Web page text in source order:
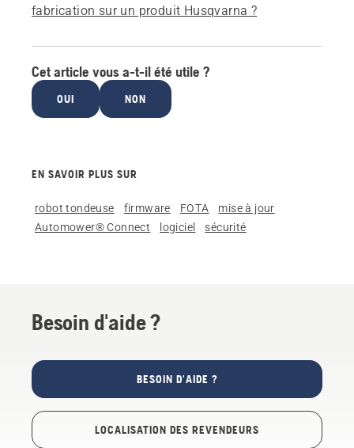
fabrication sur un produit Husqvarna ?
Cet article vous a-t-il été utile ?
OUI NON
EN SAVOIR PLUS SUR
robot tondeuse firmware FOTA
mise à jour
Automower® Connect
logiciel sécurité
Besoin d'aide ?
BESOIN D'AIDE ?
LOCALISATION DES REVENDEURS